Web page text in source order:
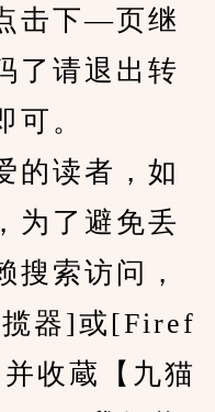
下—页继
了请退出转
可。
读者，如
为了避免丢
搜索访问，
器]或[Firef
收蔵【九猫